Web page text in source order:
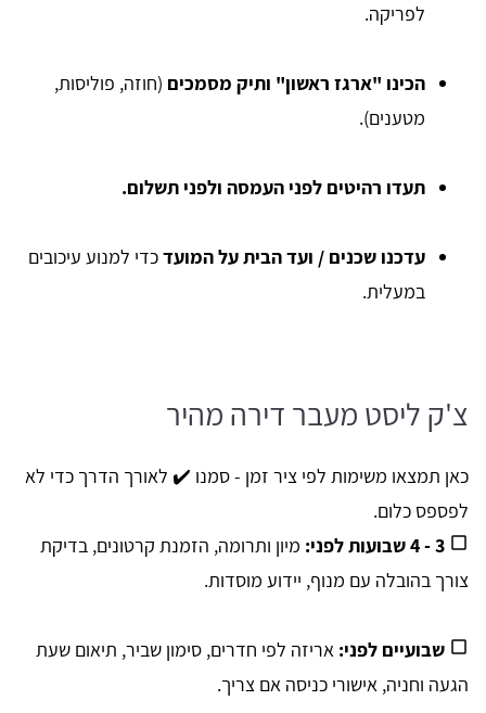
לפריקה.
הכינו "ארגז ראשון" ותיק מסמכים (חוזה, פוליסות,
מטענים).
תעדו רהיטים לפני העמסה ולפני תשלום.
עדכנו שכנים / ועד הבית על המועדכדי למנוע עיכובים
במעלית.
צ'ק ליסט מעבר דירה מהיר
כאן תמצאו משימות לפי ציר זמן - סמנו ✔️ לאורך הדרך כדי לא
לפספס כלום.
מיון ותרומה, הזמנת קרטונים, בדיקת
צורך בהובלה עם מנוף, יידוע מוסדות.
שבועיים לפני: אריזה לפי חדרים, סימון שביר, תיאום שעת
הגעה וחניה, אישורי כניסה אם צריך.